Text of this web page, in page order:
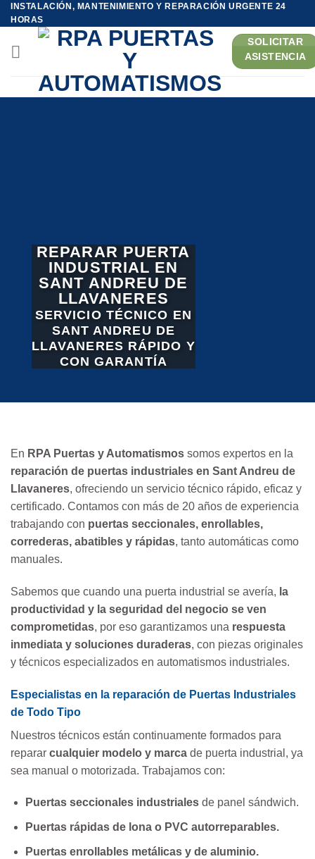
Saltar
al
contenido
INSTALACIÓN, MANTENIMIENTO Y REPARACIÓN URGENTE 24
HORAS
SOLICITAR
ASISTENCIA
REPARAR PUERTA
INDUSTRIAL EN
SANT ANDREU DE
LLAVANERES
SERVICIO TÉCNICO EN
SANT ANDREU DE
LLAVANERES RÁPIDO Y
CON GARANTÍA
En RPA Puertas y Automatismos somos expertos en la
reparación de puertas industriales en Sant Andreu de
Llavaneres, ofreciendo un servicio técnico rápido, eficaz y
certificado. Contamos con más de 20 años de experiencia
trabajando con puertas seccionales, enrollables,
correderas, abatibles y rápidas, tanto automáticas como
manuales.
Sabemos que cuando una puerta industrial se avería, la
productividad y la seguridad del negocio se ven
comprometidas, por eso garantizamos una respuesta
inmediata y soluciones duraderas, con piezas originales
y técnicos especializados en automatismos industriales.
Especialistas en la reparación de Puertas Industriales
de Todo Tipo
Nuestros técnicos están continuamente formados para
reparar cualquier modelo y marca de puerta industrial, ya
sea manual o motorizada. Trabajamos con:
Puertas seccionales industrialesde panel sándwich.
Puertas rápidas de lona o PVC autorreparables.
Puertas enrollables metálicas y de aluminio.